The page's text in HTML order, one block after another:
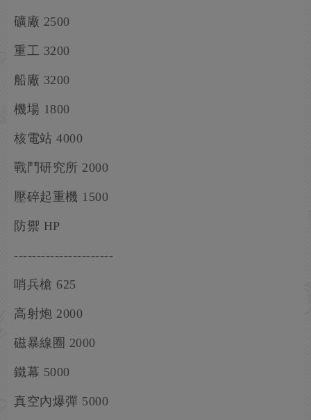
礦廠 2500
重工 3200
船廠 3200
機場 1800
核電站 4000
戰鬥研究所 2000
壓碎起重機 1500
防禦 HP
----------------------
哨兵槍 625
高射炮 2000
磁暴線圈 2000
鐵幕 5000
真空內爆彈 5000